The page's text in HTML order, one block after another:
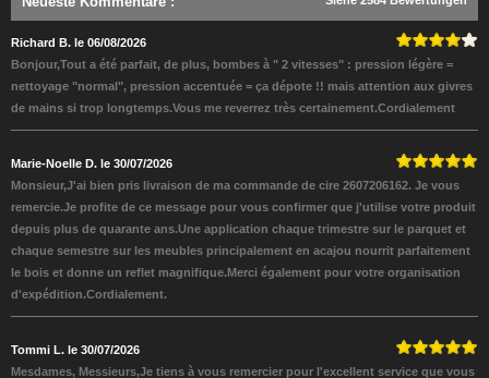
Richard B. le 06/08/2026
Bonjour,Tout a été parfait, de plus, bombes à " 2 vitesses" : pression légère =
nettoyage "normal", pression accentuée = ça dépote !! mais attention aux givres
de mains si trop longtemps.Vous me reverrez très certainement.Cordialement
Marie-Noelle D. le 30/07/2026
Monsieur,J'ai bien pris livraison de ma commande de cire 2607206162. Je vous
remercie.Je profite de ce message pour vous confirmer que j'utilise votre produit
depuis plus de quarante ans.Une application chaque trimestre sur le parquet et
chaque semestre sur les meubles principalement en acajou nourrit parfaitement
le bois et donne un reflet magnifique.Merci également pour votre organisation
d'expédition.Cordialement.
Tommi L. le 30/07/2026
Mesdames, Messieurs,Je tiens à vous remercier pour l'excellent service que vous